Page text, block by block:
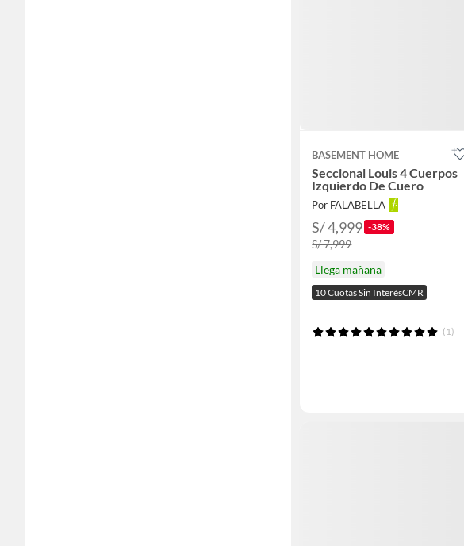
BASEMENT HOME
Seccional Louis 4 Cuerpos
Izquierdo De Cuero
Por FALABELLA
S/ 4,999 -38%
S/ 7,999
Llega mañana
10 Cuotas Sin InterésCMR
(1)